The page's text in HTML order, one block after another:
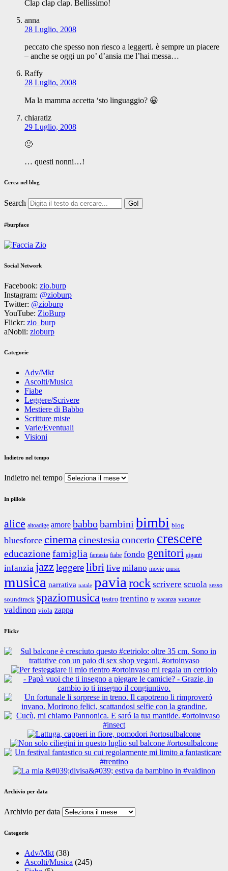
Clap clap clap. Bellissimo!
anna
28 Luglio, 2008
peccato che spesso non riesco a leggerti. è sempre un piacere
– anche se oggi un po’ d’ansia me l’hai messa…
Raffy
28 Luglio, 2008
Ma la mamma accetta ‘sto linguaggio? 😀
chiaratiz
29 Luglio, 2008
🙂
… questi nonni…!
Cerca nel blog
Search
#burpface
Social Network
Facebook: zio.burp
Instagram: @zioburp
Twitter: @zioburp
YouTube: ZioBurp
Flickr: zio_burp
aNobii: zioburp
Categorie
Adv/Mkt
Ascolti/Musica
Fiabe
Leggere/Scrivere
Mestiere di Babbo
Scritture miste
Varie/Eventuali
Visioni
Indietro nel tempo
Indietro nel tempo
In pillole
alice altoadige amore babbobambini bimbi blog
bluesforce cinema cinestesia concerto crescere
educazionefamiglia fantasia fiabe fondo genitori giganti
infanzia jazzleggerelibri live milano movie music
musica narrativa natale pavia rock scrivere scuola sesso
soundtrack spaziomusica teatro trentino tv vacanza vacanze
valdinon viola zappa
Flickr
Archivio per data
Archivio per data
Categorie
Adv/Mkt (38)
Ascolti/Musica (245)